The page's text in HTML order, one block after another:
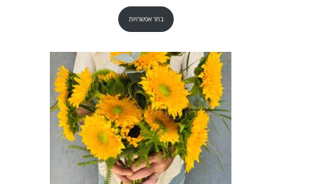
בחר אפשרויות